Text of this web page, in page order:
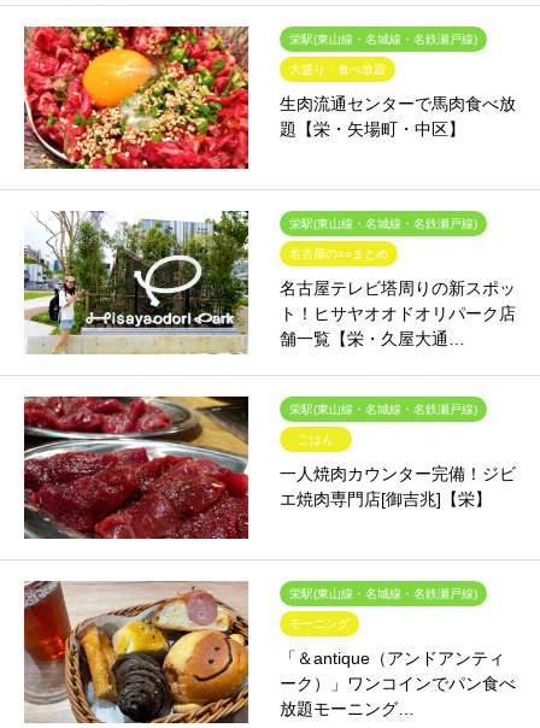
栄駅(東山線・名城線・名鉄瀬戸線)
大盛り・食べ放題
生肉流通センターで馬肉食べ放
題【栄・矢場町・中区】
栄駅(東山線・名城線・名鉄瀬戸線)
名古屋の○○まとめ
名古屋テレビ塔周りの新スポッ
ト！ヒサヤオオドオリパーク店
舗一覧【栄・久屋大通…
栄駅(東山線・名城線・名鉄瀬戸線)
ごはん
一人焼肉カウンター完備！ジビ
エ焼肉専門店[御吉兆]【栄】
栄駅(東山線・名城線・名鉄瀬戸線)
モーニング
「＆antique（アンドアンティ
ーク）」ワンコインでパン食べ
放題モーニング…